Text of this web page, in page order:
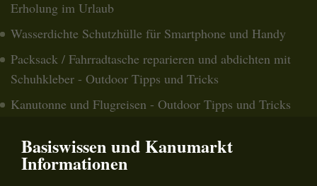
Erholung im Urlaub
Wasserdichte Schutzhülle für Smartphone und Handy
Packsack / Fahrradtasche reparieren und abdichten mit
Schuhkleber - Outdoor Tipps und Tricks
Kanutonne und Flugreisen - Outdoor Tipps und Tricks
Basiswissen und Kanumarkt
Informationen